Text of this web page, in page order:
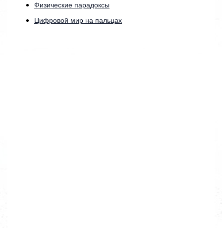
Физические парадоксы
Цифровой мир на пальцах